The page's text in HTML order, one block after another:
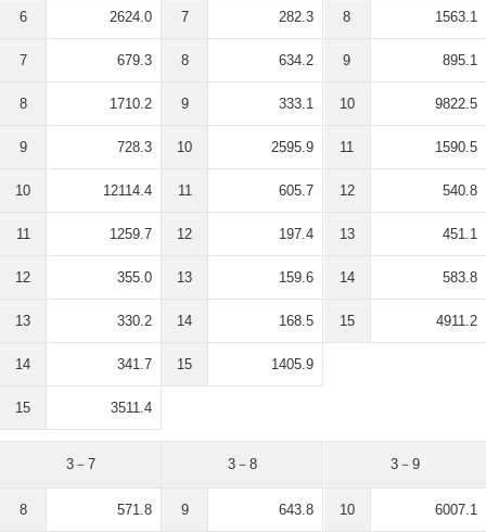
6 2624.0
7 679.3
8 1710.2
9 728.3
10 12114.4
11 1259.7
12 355.0
13 330.2
14 341.7
15 3511.4
7 282.3
8 634.2
9 333.1
10 2595.9
11 605.7
12 197.4
13 159.6
14 168.5
15 1405.9
8 1563.1
9 895.1
10 9822.5
11 1590.5
12 540.8
13 451.1
14 583.8
15 4911.2
3－7
8 571.8
3－8
9 643.8
3－9
10 6007.1